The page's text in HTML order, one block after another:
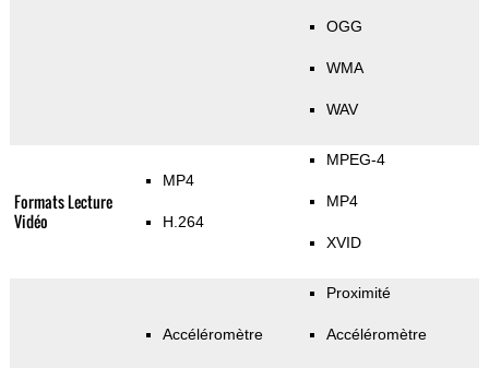
OGG
WMA
WAV
Formats Lecture
Vidéo
MP4
H.264
MPEG-4
MP4
XVID
Accéléromètre
Proximité
Accéléromètre